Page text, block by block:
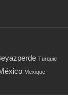
Turquie
Mexique